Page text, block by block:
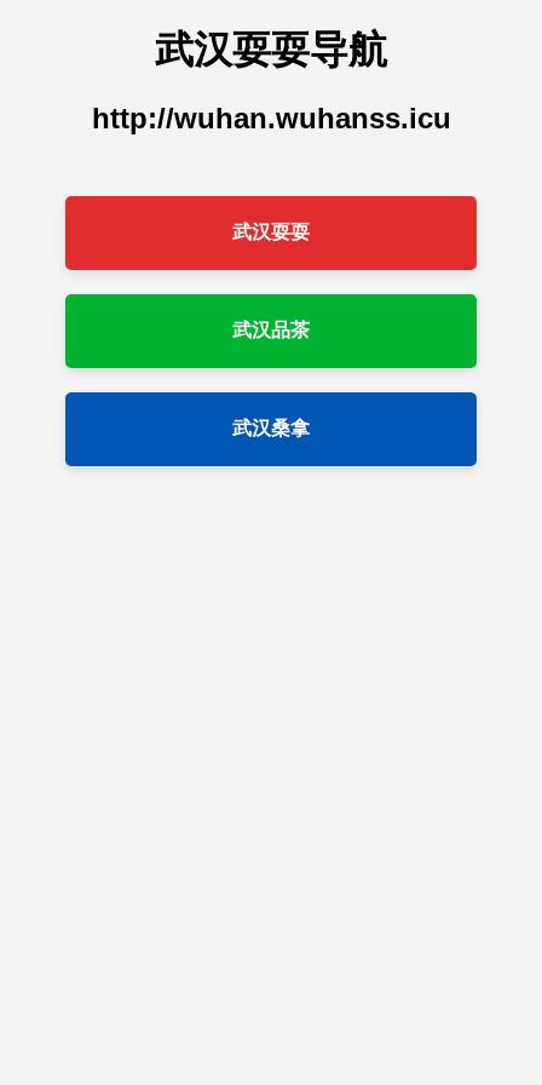
武汉耍耍导航
http://wuhan.wuhanss.icu
武汉耍耍
武汉品茶
武汉桑拿